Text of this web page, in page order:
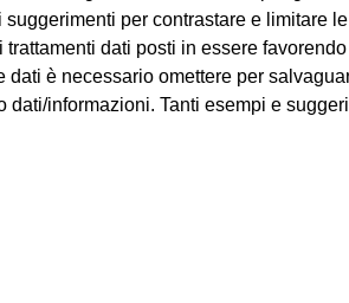
per contrastare e limitare
dati posti in essere
è necessario omettere per
informazioni. Tanti esempi e